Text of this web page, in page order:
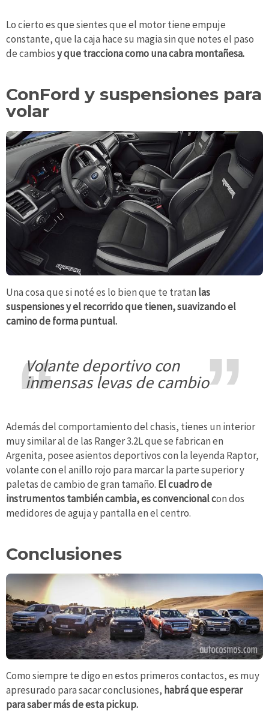
Lo cierto es que sientes que el motor tiene empuje
constante, que la caja hace su magia sin que notes el paso
de cambiosy que tracciona como una cabra montañesa.
ConFord y suspensiones para
volar
Una cosa que si noté es lo bien que te tratan las
suspensiones y el recorrido que tienen, suavizando el
camino de forma puntual.
volante deportivo con
inmensas levas de cambio
Además del comportamiento del chasis, tienes un interior
muy similar al de las Ranger 3.2L que se fabrican en
Argenita, posee asientos deportivos con la leyenda Raptor,
volante con el anillo rojo para marcar la parte superior y
paletas de cambio de gran tamaño. El cuadro de
instrumentos también cambia, es convencional con dos
medidores de aguja y pantalla en el centro.
Conclusiones
Como siempre te digo en estos primeros contactos, es muy
apresurado para sacar conclusiones, habrá que esperar
para saber más de esta pickup.